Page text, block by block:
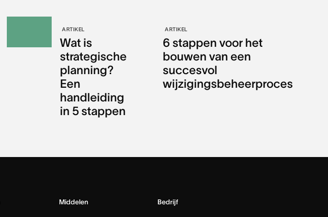
ARTIKEL
Wat is
strategische
planning?
Een
handleiding
in 5 stappen
ARTIKEL
6 stappen voor het
bouwen van een
succesvol
wijzigingsbeheerproces
Middelen Bedrijf